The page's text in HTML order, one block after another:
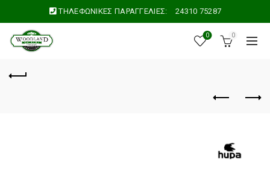
ΤΗΛΕΦΩΝΙΚΕΣ ΠΑΡΑΓΓΕΛΙΕΣ: 24310 75287
0 0